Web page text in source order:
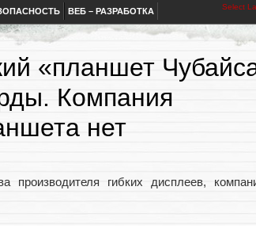
ВЕБ – РАЗРАБОТКА Select
«планшет
Компания
нет
производителя гибких дисплеев,